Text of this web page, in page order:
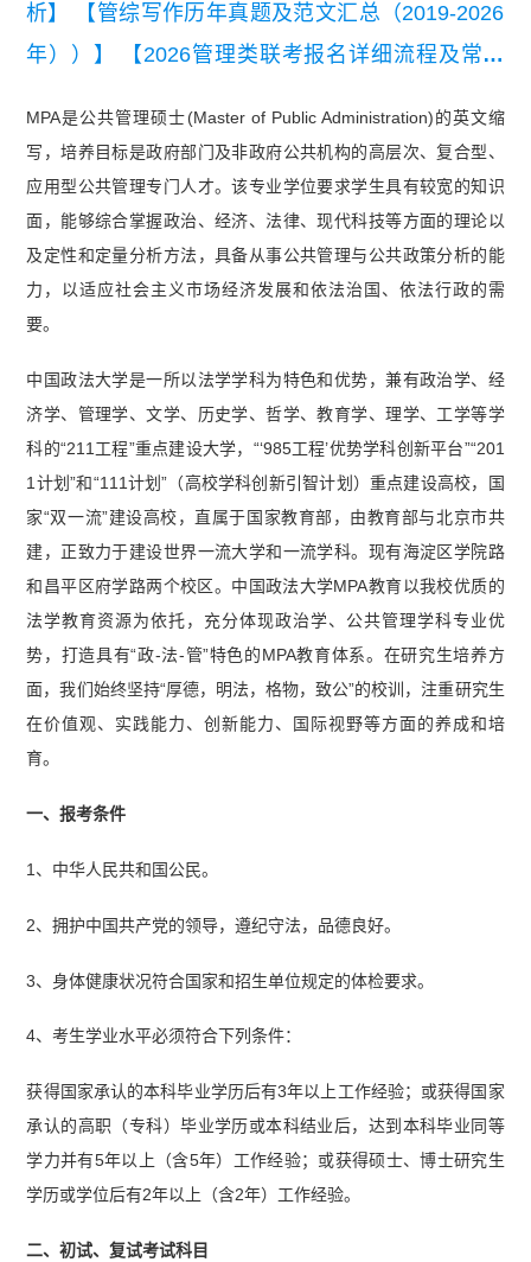
析】
【管综写作历年真题及范文汇总（2019-2026
年））】
【2026管理类联考报名详细流程及常见
解析汇总】
MPA是公共管理硕士(Master of Public Administration)的英文缩
写，培养目标是政府部门及非政府公共机构的高层次、复合型、
应用型公共管理专门人才。该专业学位要求学生具有较宽的知识
面，能够综合掌握政治、经济、法律、现代科技等方面的理论以
及定性和定量分析方法，具备从事公共管理与公共政策分析的能
力，以适应社会主义市场经济发展和依法治国、依法行政的需
要。
中国政法大学是一所以法学学科为特色和优势，兼有政治学、经
济学、管理学、文学、历史学、哲学、教育学、理学、工学等学
科的“211工程”重点建设大学，“‘985工程’优势学科创新平台”“201
1计划”和“111计划”（高校学科创新引智计划）重点建设高校，国
家“双一流”建设高校，直属于国家教育部，由教育部与北京市共
建，正致力于建设世界一流大学和一流学科。现有海淀区学院路
和昌平区府学路两个校区。中国政法大学MPA教育以我校优质的
法学教育资源为依托，充分体现政治学、公共管理学科专业优
势，打造具有“政-法-管”特色的MPA教育体系。在研究生培养方
面，我们始终坚持“厚德，明法，格物，致公”的校训，注重研究生
在价值观、实践能力、创新能力、国际视野等方面的养成和培
育。
一、报考条件
1、中华人民共和国公民。
2、拥护中国共产党的领导，遵纪守法，品德良好。
3、身体健康状况符合国家和招生单位规定的体检要求。
4、考生学业水平必须符合下列条件：
获得国家承认的本科毕业学历后有3年以上工作经验；或获得国家
承认的高职（专科）毕业学历或本科结业后，达到本科毕业同等
学力并有5年以上（含5年）工作经验；或获得硕士、博士研究生
学历或学位后有2年以上（含2年）工作经验。
二、初试、复试考试科目